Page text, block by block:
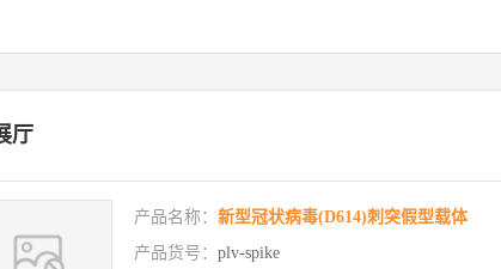
厅
产品名称： 新型冠状病毒(D614)刺突假型载体
产品货号： plv-spike